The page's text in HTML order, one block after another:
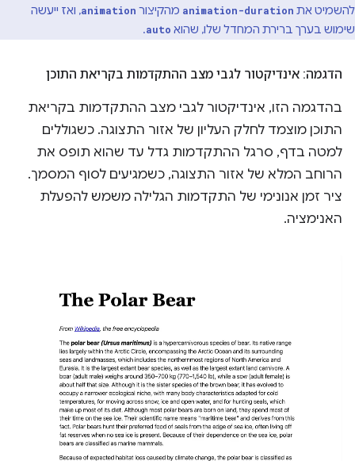
להשמיט את animation-duration מהקיצור animation, ואז ייעשה
שימוש בערך ברירת המחדל שלו, שהוא auto
.
הדגמה: אינדיקטור לגבי מצב ההתקדמות בקריאת התוכן
בהדגמה הזו, אינדיקטור לגבי מצב ההתקדמות בקריאת
התוכן מוצמד לחלק העליון של אזור התצוגה. כשגוללים
למטה בדף, סרגל ההתקדמות גדל עד שהוא תופס את
הרוחב המלא של אזור התצוגה, כשמגיעים לסוף המסמך.
ציר זמן אנונימי של התקדמות הגלילה משמש להפעלת
האנימציה.